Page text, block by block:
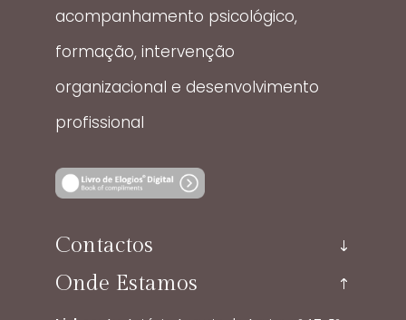
acompanhamento psicológico,
formação, intervenção
organizacional e desenvolvimento
profissional
Contactos
Onde Estamos